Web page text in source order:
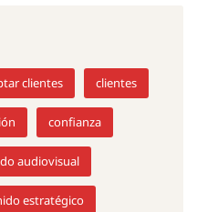
clientes clientes
confianza
audiovisual
estratégico